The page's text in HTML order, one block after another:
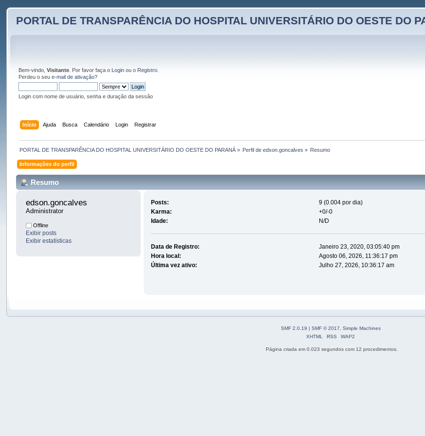
PORTAL DE TRANSPARÊNCIA DO HOSPITAL UNIVERSITÁRIO DO OESTE DO
Bem-vindo,Visitante . Por favor faça o Login ou o Registro
Perdeu o seue-mail de ativação?
Login com nome de usuário, senha e duração da sessão
Início Ajuda Busca Calendário Login Registrar
PORTAL DE TRANSPARÊNCIA DO HOSPITAL UNIVERSITÁRIO DO OESTE DO PARANÁ» Perfil de edson.goncalves » Resumo
Informações do perfil
Resumo
edson.goncalves
Administrator
Offline
Exibir posts
Exibir estatísticas
Posts:
9 (0.004 por dia)
Karma:
+0/-0
Idade:
N/D
Data de Registro:
Janeiro 23, 2020, 03:05:40 pm
Hora local:
Agosto 06, 2026, 11:36:17 pm
Última vez ativo:
Julho 27, 2026, 10:36:17 am
SMF 2.0.19 | SMF © 2017, Simple Machines
XHTML
RSS WAP2
Página criada em 0.023 segundos com 12 procedimentos.